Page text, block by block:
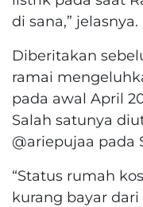
di sana,” jelasnya.
Diberitakan
ramai
pada awal April
Salah satunya
@ariepujaa pada
“Status rumah
kurang bayar